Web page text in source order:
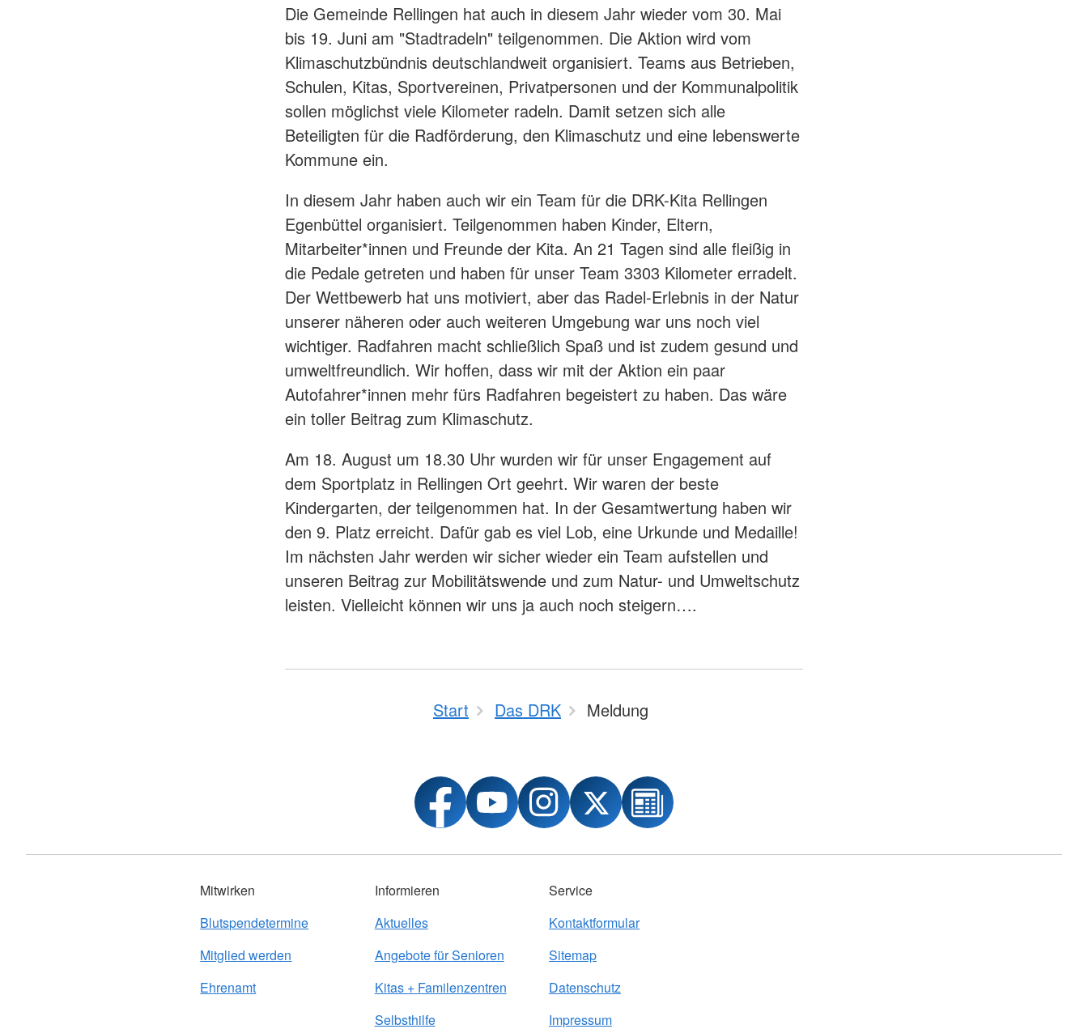
Die Gemeinde Rellingen hat auch in diesem Jahr wieder vom 30. Mai
bis 19. Juni am "Stadtradeln" teilgenommen. Die Aktion wird vom
Klimaschutzbündnis deutschlandweit organisiert. Teams aus Betrieben,
Schulen, Kitas, Sportvereinen, Privatpersonen und der Kommunalpolitik
sollen möglichst viele Kilometer radeln. Damit setzen sich alle
Beteiligten für die Radförderung, den Klimaschutz und eine lebenswerte
Kommune ein.
In diesem Jahr haben auch wir ein Team für die DRK-Kita Rellingen
Egenbüttel organisiert. Teilgenommen haben Kinder, Eltern,
Mitarbeiter*innen und Freunde der Kita. An 21 Tagen sind alle fleißig in
die Pedale getreten und haben für unser Team 3303 Kilometer erradelt.
Der Wettbewerb hat uns motiviert, aber das Radel-Erlebnis in der Natur
unserer näheren oder auch weiteren Umgebung war uns noch viel
wichtiger. Radfahren macht schließlich Spaß und ist zudem gesund und
umweltfreundlich. Wir hoffen, dass wir mit der Aktion ein paar
Autofahrer*innen mehr fürs Radfahren begeistert zu haben. Das wäre
ein toller Beitrag zum Klimaschutz.
Am 18. August um 18.30 Uhr wurden wir für unser Engagement auf
dem Sportplatz in Rellingen Ort geehrt. Wir waren der beste
Kindergarten, der teilgenommen hat. In der Gesamtwertung haben wir
den 9. Platz erreicht. Dafür gab es viel Lob, eine Urkunde und Medaille!
Im nächsten Jahr werden wir sicher wieder ein Team aufstellen und
unseren Beitrag zur Mobilitätswende und zum Natur- und Umweltschutz
leisten. Vielleicht können wir uns ja auch noch steigern….
Start Das DRK Meldung
Mitwirken
Blutspendetermine
Mitglied werden
Ehrenamt
Informieren
Aktuelles
Angebote für Senioren
Kitas + Familenzentren
Selbsthilfe
Service
Kontaktformular
Sitemap
Datenschutz
Impressum